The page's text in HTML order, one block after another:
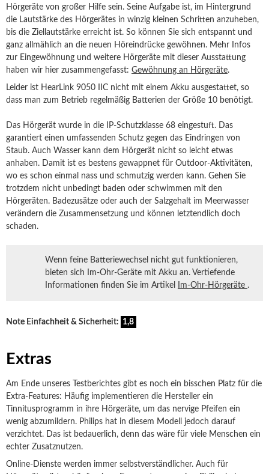
Hörgeräte von großer Hilfe sein. Seine Aufgabe ist, im Hintergrund
die Lautstärke des Hörgerätes in winzig kleinen Schritten anzuheben,
bis die Ziellautstärke erreicht ist. So können Sie sich entspannt und
ganz allmählich an die neuen Höreindrücke gewöhnen. Mehr Infos
zur Eingewöhnung und weitere Hörgeräte mit dieser Ausstattung
haben wir hier zusammengefasst: Gewöhnung an Hörgeräte.
Leider ist HearLink 9050 IIC nicht mit einem Akku ausgestattet, so
dass man zum Betrieb regelmäßig Batterien der Größe 10 benötigt.
Das Hörgerät wurde in die IP-Schutzklasse 68 eingestuft. Das
garantiert einen umfassenden Schutz gegen das Eindringen von
Staub. Auch Wasser kann dem Hörgerät nicht so leicht etwas
anhaben. Damit ist es bestens gewappnet für Outdoor-Aktivitäten,
wo es schon einmal nass und schmutzig werden kann. Gehen Sie
trotzdem nicht unbedingt baden oder schwimmen mit den
Hörgeräten. Badezusätze oder auch der Salzgehalt im Meerwasser
verändern die Zusammensetzung und können letztendlich doch
schaden.
Wenn feine Batteriewechsel nicht gut funktionieren,
bieten sich Im-Ohr-Geräte mit Akku an. Vertiefende
Informationen finden Sie im Artikel
Im-Ohr-Hörgeräte .
Note Einfachheit & Sicherheit: 1,8
Extras
Am Ende unseres Testberichtes gibt es noch ein bisschen Platz für die
Extra-Features: Häufig implementieren die Hersteller ein
Tinnitusprogramm in ihre Hörgeräte, um das nervige Pfeifen ein
wenig abzumildern. Philips hat in diesem Modell jedoch darauf
verzichtet. Das ist bedauerlich, denn das wäre für viele Menschen ein
echter Zusatznutzen.
Online-Dienste werden immer selbstverständlicher. Auch für